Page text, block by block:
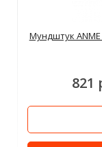
Мундштук ANME
821